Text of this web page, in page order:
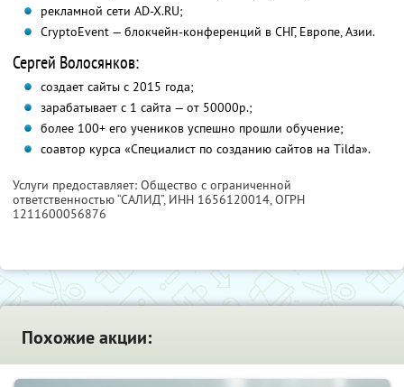
рекламной сети AD-X.RU;
CryptoEvent — блокчейн-конференций в СНГ, Европе, Азии.
Сергей Волосянков:
создает сайты с 2015 года;
зарабатывает с 1 сайта — от 50000р.;
более 100+ его учеников успешно прошли обучение;
соавтор курса «Специалист по созданию сайтов на Tilda».
Услуги предоставляет: Общество с ограниченной
ответственностью “САЛИД”, ИНН 1656120014, ОГРН
1211600056876
Похожие акции: